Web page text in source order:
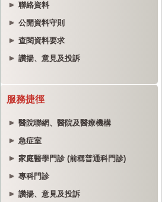
聯絡資料
公開資料守則
查閱資料要求
讚揚、意見及投訴
服務捷徑
醫院聯網、醫院及醫療機構
急症室
家庭醫學門診 (前稱普通科門診)
專科門診
讚揚、意見及投訴